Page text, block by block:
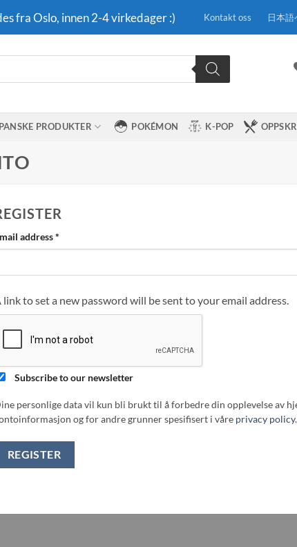
fra Oslo, innen 2-4 virkedager :) Kontakt oss 日本語
PRODUKTER POKÉMON K-POP
address*
link to set a new password will be sent to your email address.
Subscribe to our newsletter
personlige data vil kun bli brukt til å forbedre din opplevelse av
og for andre grunner spesifisert i våre privacy policy.
REGISTER